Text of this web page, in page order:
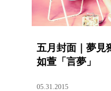
五月封面｜夢見
如萱「言夢」
05.31.2015